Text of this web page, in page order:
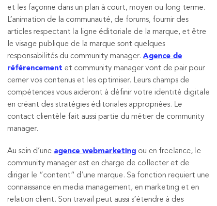
et les façonne dans un plan à court, moyen ou long terme.
L’animation de la communauté, de forums, fournir des
articles respectant la ligne éditoriale de la marque, et être
le visage publique de la marque sont quelques
responsabilités du community manager. Agence de
référencement et community manager vont de pair pour
cerner vos contenus et les optimiser. Leurs champs de
compétences vous aideront à définir votre identité digitale
en créant des stratégies éditoriales appropriées. Le
contact clientèle fait aussi partie du métier de community
manager.
Au sein d’une agence webmarketing ou en freelance, le
community manager est en charge de collecter et de
diriger le “content” d’une marque. Sa fonction requiert une
connaissance en media management, en marketing et en
relation client. Son travail peut aussi s’étendre à des